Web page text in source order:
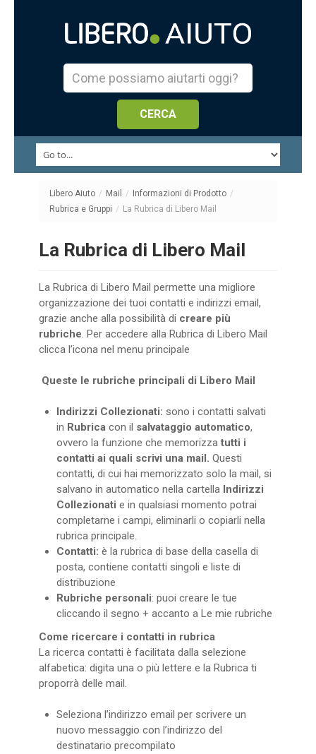
Libero Aiuto / Mail / Informazioni di Prodotto /
Rubrica e Gruppi / La Rubrica di Libero Mail
La Rubrica di Libero Mail
La Rubrica di Libero Mail permette una migliore
organizzazione dei tuoi contatti e indirizzi email,
grazie anche alla possibilità di creare più
rubriche. Per accedere alla Rubrica di Libero Mail
clicca l’icona nel menu principale
Queste le rubriche principali di Libero Mail
Indirizzi Collezionati: sono i contatti salvati
in Rubrica con il salvataggio automatico,
ovvero la funzione che memorizza tutti i
contatti ai quali scrivi una mail. Questi
contatti, di cui hai memorizzato solo la mail, si
salvano in automatico nella cartella Indirizzi
Collezionati e in qualsiasi momento potrai
completarne i campi, eliminarli o copiarli nella
rubrica principale.
Contatti: è la rubrica di base della casella di
posta, contiene contatti singoli e liste di
distribuzione
Rubriche personali: puoi creare le tue
cliccando il segno + accanto a Le mie rubriche
Come ricercare i contatti in rubrica
La ricerca contatti è facilitata dalla selezione
alfabetica: digita una o più lettere e la Rubrica ti
proporrà delle mail.
Seleziona l’indirizzo email per scrivere un
nuovo messaggio con l’indirizzo del
destinatario precompilato